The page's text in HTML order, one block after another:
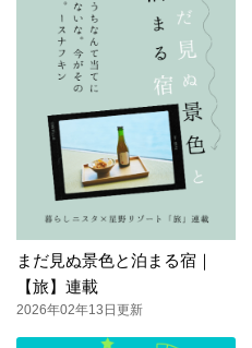
まだ見ぬ景色と泊まる宿｜
【旅】連載
2026年02年13日更新